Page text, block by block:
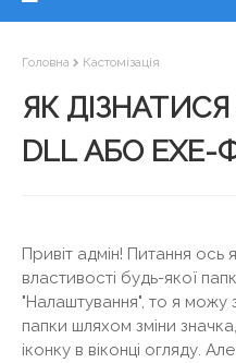
Головна Кастомізація
ЯК
DLL АБО
Привіт адмін! Питання ось
властивості будь-якої
"Налаштування", то я можу
папки шляхом зміни
іконку в віконці огляду.